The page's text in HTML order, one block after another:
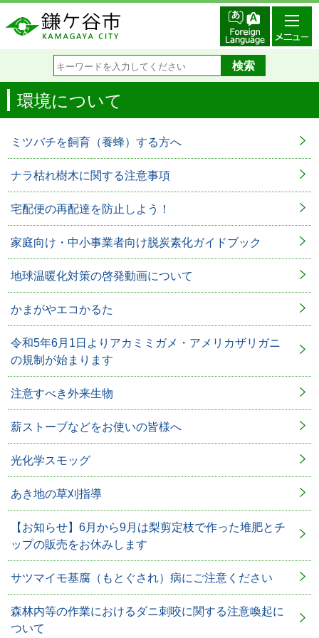
環境について
ミツバチを飼育（養蜂）する方へ
ナラ枯れ樹木に関する注意事項
宅配便の再配達を防止しよう！
家庭向け・中小事業者向け脱炭素化ガイドブック
地球温暖化対策の啓発動画について
かまがやエコかるた
令和5年6月1日よりアカミミガメ・アメリカザリガニ
の規制が始まります
注意すべき外来生物
薪ストーブなどをお使いの皆様へ
光化学スモッグ
あき地の草刈指導
【お知らせ】6月から9月は梨剪定枝で作った堆肥とチ
ップの販売をお休みします
サツマイモ基腐（もとぐされ）病にご注意ください
森林内等の作業におけるダニ刺咬に関する注意喚起に
ついて